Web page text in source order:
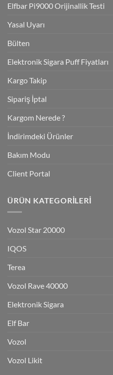
Elfbar Pi9000 Orijinallik Testi
Yasal Uyarı
Bülten
Elektronik Sigara Puff Fiyatları
Kargo Takip
Sipariş İptal
Kargom Nerede ?
İndirimdeki Ürünler
Bakım Modu
Client Portal
ÜRÜN KATEGORILERI
Vozol Star 20000
IQOS
Terea
Vozol Rave 40000
Elektronik Sigara
Elf Bar
Vozol
Vozol Likit